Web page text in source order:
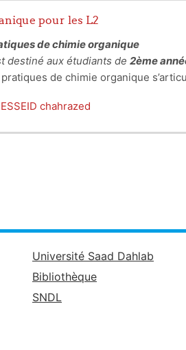
pour les L2
de chimie organique
destiné aux étudiants de 2ème
de chimie organique
par des réactions simples
ESSEID chahrazed
Université Saad Dahlab
Bibliothèque
SNDL